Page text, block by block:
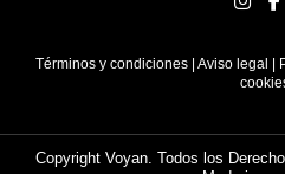
Términos y condiciones| Aviso legal
Copyright Voyan. Todos los